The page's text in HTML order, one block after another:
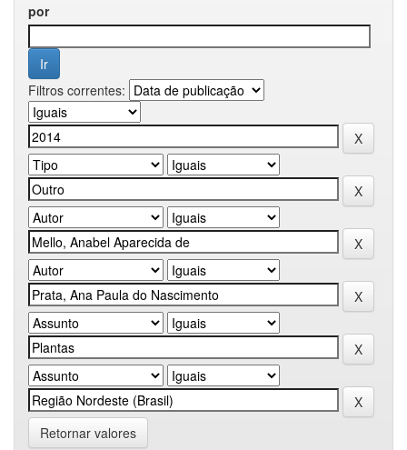
por
Filtros correntes:
Retornar valores